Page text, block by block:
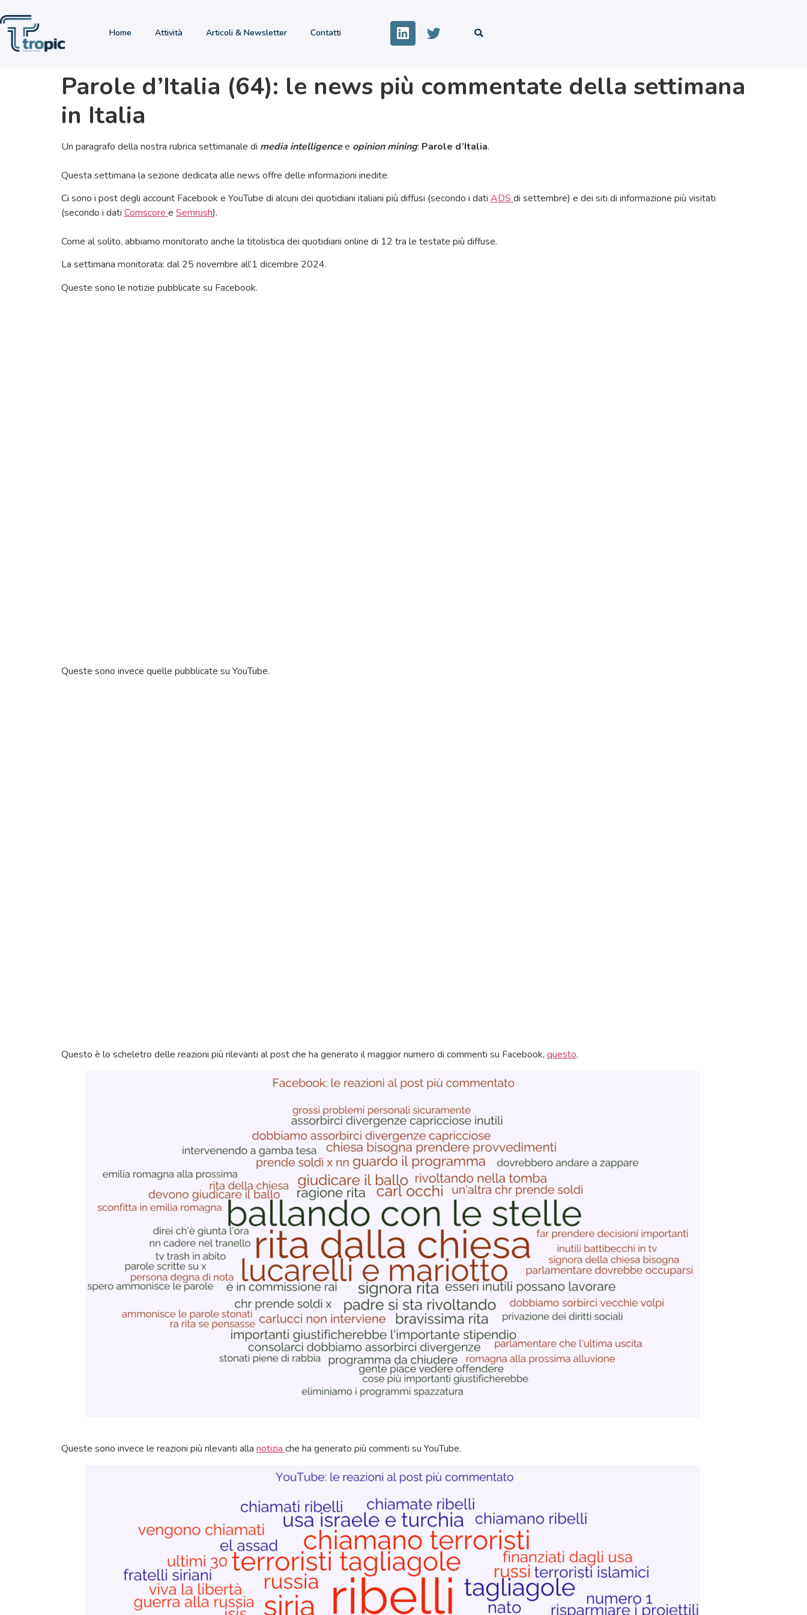
Home Attività Articoli & Newsletter Contatti
Parole d’Italia (64): le news più commentate della settimana
in Italia
Un paragrafo della nostra rubrica settimanale di media intelligencee opinion mining: Parole d’Italia.
Questa settimana la sezione dedicata alle news offre delle informazioni inedite.
Ci sono i post degli account Facebook e YouTube di alcuni dei quotidiani italiani più diffusi (secondo i dati ADS di settembre) e dei siti di informazione più visitati
(secondo i dati Comscore e Semrush).
Come al solito, abbiamo monitorato anche la titolistica dei quotidiani online di 12 tra le testate più diffuse.
La settimana monitorata: dal 25 novembre all’1 dicembre 2024.
Queste sono le notizie pubblicate su Facebook.
Queste sono invece quelle pubblicate su YouTube.
Questo è lo scheletro delle reazioni più rilevanti al post che ha generato il maggior numero di commenti su Facebook, questo.
Queste sono invece le reazioni più rilevanti alla notizia che ha generato più commenti su YouTube.